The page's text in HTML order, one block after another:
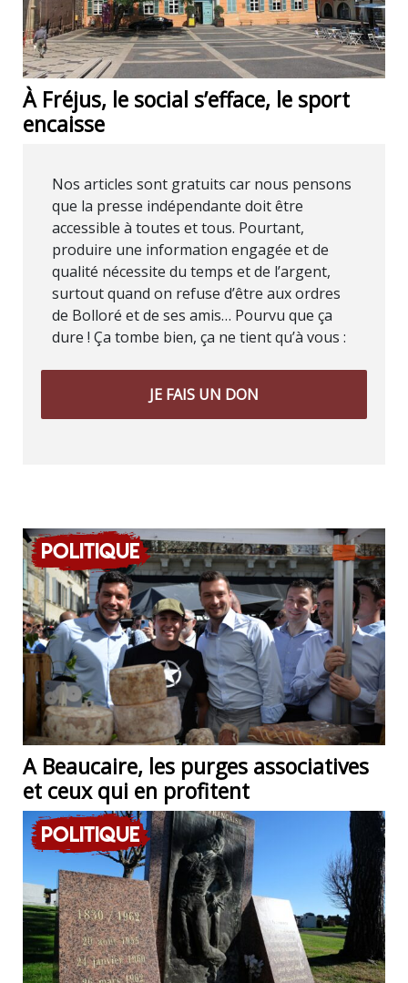
À Fréjus, le social s’efface, le sport
encaisse
Nos articles sont gratuits car nous pensons
que la presse indépendante doit être
accessible à toutes et tous. Pourtant,
produire une information engagée et de
qualité nécessite du temps et de l’argent,
surtout quand on refuse d’être aux ordres
de Bolloré et de ses amis… Pourvu que ça
dure ! Ça tombe bien, ça ne tient qu’à vous :
JE FAIS UN DON
Politique
A Beaucaire, les purges associatives
et ceux qui en profitent
Politique